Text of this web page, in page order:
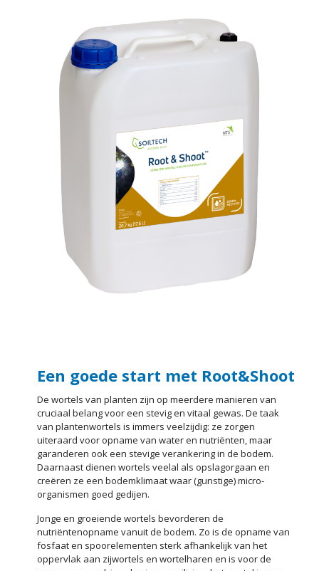
Een goede start met Root&Shoot
De wortels van planten zijn op meerdere manieren van
cruciaal belang voor een stevig en vitaal gewas. De taak
van plantenwortels is immers veelzijdig: ze zorgen
uiteraard voor opname van water en nutriënten, maar
garanderen ook een stevige verankering in de bodem.
Daarnaast dienen wortels veelal als opslagorgaan en
creëren ze een bodemklimaat waar (gunstige) micro-
organismen goed gedijen.
Jonge en groeiende wortels bevorderen de
nutriëntenopname vanuit de bodem. Zo is de opname van
fosfaat en spoorelementen sterk afhankelijk van het
oppervlak aan zijwortels en wortelharen en is voor de